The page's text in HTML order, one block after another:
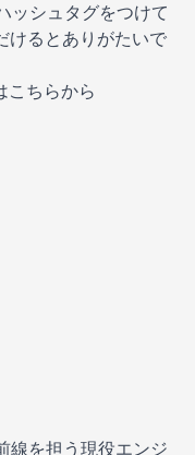
ッシュタグをつけて
けるとありがたいで
こちらから
線を担う現役エンジ